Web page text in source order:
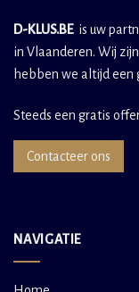
D-KLUS.BEis uw
in Vlaanderen. Wij
hebben we altijd een
Steeds een gratis
Contacteer ons
NAVIGATIE